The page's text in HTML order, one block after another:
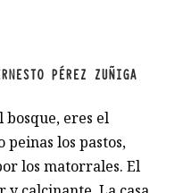
PÉREZ ZUÑIGA
bosque, eres el
peinas los pastos,
los matorrales. El